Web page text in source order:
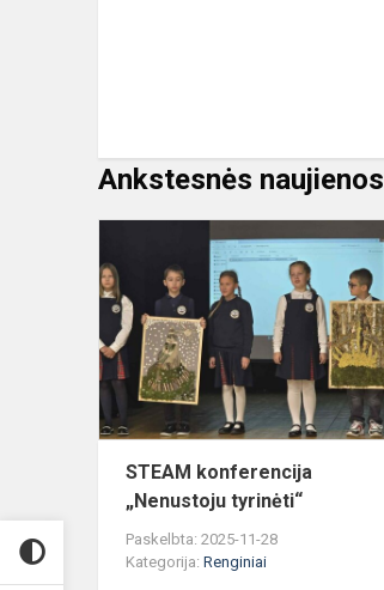
Ankstesnės naujienos
STEAM konferencija
„Nenustoju tyrinėti“
Paskelbta: 2025-11-28
Kategorija: Renginiai